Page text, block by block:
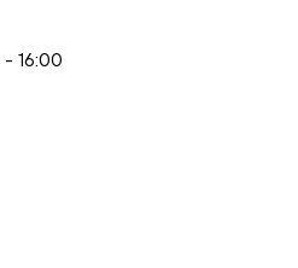
- 16:00